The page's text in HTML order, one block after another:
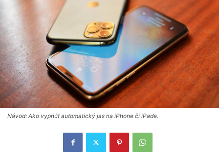
Návod: Ako vypnúť automatický jas na iPhone či iPade.